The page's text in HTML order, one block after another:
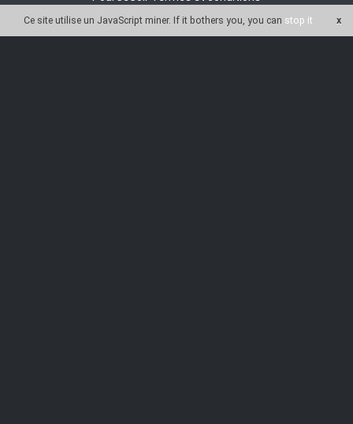
Ce site utilise un JavaScript miner. If it bothers you, you can stop it x